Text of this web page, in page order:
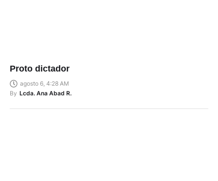
Proto dictador
agosto 6, 4:28 AM
By Lcda. Ana Abad R.